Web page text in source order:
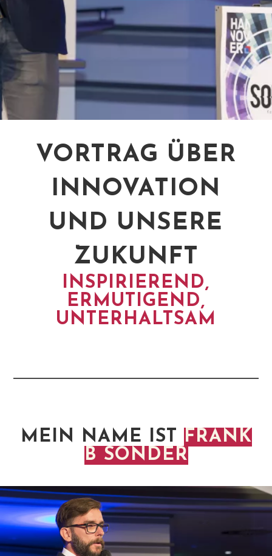
VORTRAG ÜBER
INNOVATION
UND UNSERE
ZUKUNFT
INSPIRIEREND,
ERMUTIGEND,
UNTERHALTSAM
MEIN NAME IST
FRANK
B SONDER